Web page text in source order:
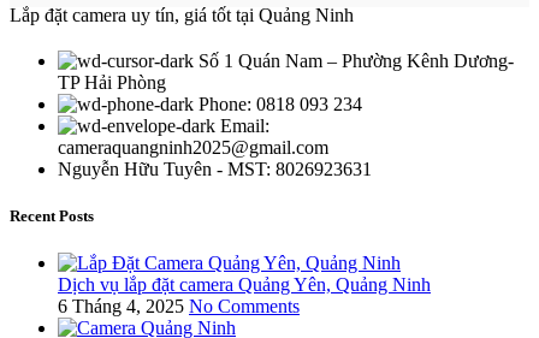
Lắp đặt camera uy tín, giá tốt tại Quảng Ninh
Số 1 Quán Nam – Phường Kênh Dương-
TP Hải Phòng
Phone: 0818 093 234
Email:
cameraquangninh2025@gmail.com
Nguyễn Hữu Tuyên - MST: 8026923631
Recent Posts
Dịch vụ lắp đặt camera Quảng Yên, Quảng Ninh
6 Tháng 4, 2025 No Comments